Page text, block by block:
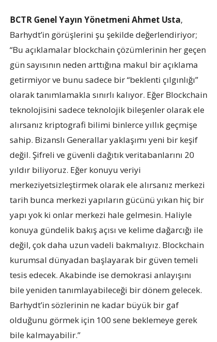
BCTR Genel Yayın Yönetmeni Ahmet Usta,
Barhydt’in görüşlerini şu şekilde değerlendiriyor;
“Bu açıklamalar blockchain çözümlerinin her geçen
gün sayısının neden arttığına makul bir açıklama
getirmiyor ve bunu sadece bir “beklenti çılgınlığı”
olarak tanımlamakla sınırlı kalıyor. Eğer Blockchain
teknolojisini sadece teknolojik bileşenler olarak ele
alırsanız kriptografi bilimi binlerce yıllık geçmişe
sahip. Bizanslı Generallar yaklaşımı yeni bir keşif
değil. Şifreli ve güvenli dağıtık veritabanlarını 20
yıldır biliyoruz. Eğer konuyu veriyi
merkeziyetsizleştirmek olarak ele alırsanız merkezi
tarih bunca merkezi yapıların gücünü yıkan hiç bir
yapı yok ki onlar merkezi hale gelmesin. Haliyle
konuya gündelik bakış açısı ve kelime dağarcığı ile
değil, çok daha uzun vadeli bakmalıyız. Blockchain
kurumsal dünyadan başlayarak bir güven temeli
tesis edecek. Akabinde ise demokrasi anlayışını
bile yeniden tanımlayabileceği bir dönem gelecek.
Barhydt’in sözlerinin ne kadar büyük bir gaf
olduğunu görmek için 100 sene beklemeye gerek
bile kalmayabilir.”